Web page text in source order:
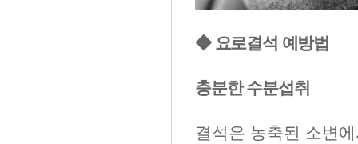
◆ 요로결석 예방법
충분한 수분섭취
결석은 농축된 소변